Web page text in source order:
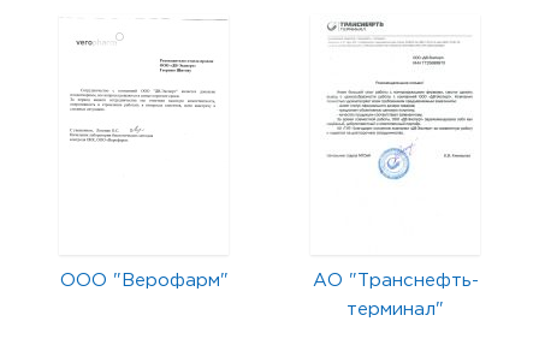
ООО "Верофарм"
АО "Транснефть-
терминал"